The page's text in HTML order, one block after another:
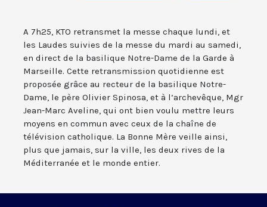
A 7h25, KTO retransmet la messe chaque lundi, et
les Laudes suivies de la messe du mardi au samedi,
en direct de la basilique Notre-Dame de la Garde à
Marseille. Cette retransmission quotidienne est
proposée grâce au recteur de la basilique Notre-
Dame, le père Olivier Spinosa, et à l’archevêque, Mgr
Jean-Marc Aveline, qui ont bien voulu mettre leurs
moyens en commun avec ceux de la chaîne de
télévision catholique. La Bonne Mère veille ainsi,
plus que jamais, sur la ville, les deux rives de la
Méditerranée et le monde entier.